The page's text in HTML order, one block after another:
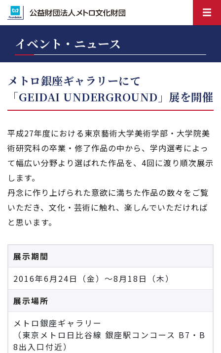
イベント・ニュース
メトロ銀座ギャラリーにて
「GEIDAI UNDERGROUND」展を開催
平成27年度における東京藝術大学美術学部・大学院美
術研究科の卒業・修了作品の中から、学内選考によっ
て幅広い分野より選ばれた作品を、4回に渡り順次展示
します。
丹念に作り上げられた意欲に満ちた作品の数々をご覧
いただき、文化・芸術に触れ、楽しんでいただければ
と思います。
展示期間
2016年6月24日（金）～8月18日（木）
展示場所
メトロ銀座ギャラリー
（東京メトロ日比谷線 銀座駅コンコース B7・B
8出入口付近）